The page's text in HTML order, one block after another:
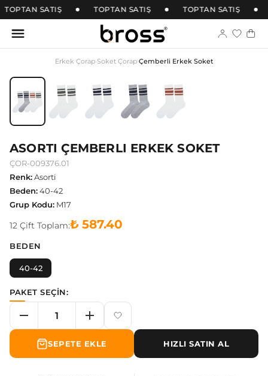
TOPTAN SATIŞ TOPTAN SATIŞ TOPTAN SATIŞ
Erkek Çorap›Soket Çorap›Çemberli Erkek Soket
ASORTI ÇEMBERLI ERKEK SOKET
ÇOR-009376.01
Renk:Asorti
Beden:40-42
Grup Kodu: M17
12 Çift Toplam:₺ 587.40
BEDEN
40-42
PAKET SEÇİN:
SEPETE EKLE HIZLI SATIN AL